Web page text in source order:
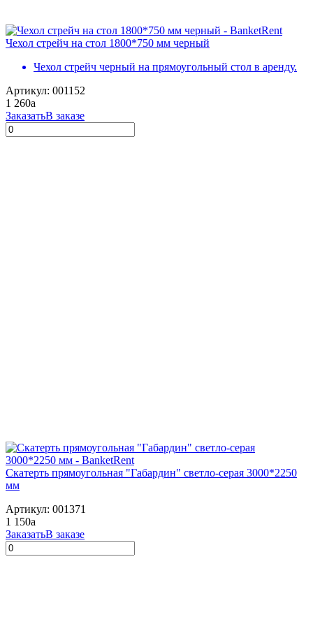
Чехол стрейч на стол 1800*750 мм черный
Чехол стрейч черный на прямоугольный стол в аренду.
Артикул: 001152
1 260a
ЗаказатьВ заказе
Скатерть прямоугольная "Габардин" светло-серая 3000*2250
мм
Артикул: 001371
1 150a
ЗаказатьВ заказе